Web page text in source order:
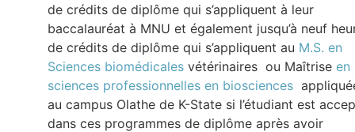
de crédits de diplôme qui s’appliquent à leur
baccalauréat à MNU et également jusqu’à neuf
de crédits de diplôme qui s’appliquent au M.S. en
Sciences biomédicales vétérinaires ou Maîtrise en
sciences professionnelles en biosciences
au campus Olathe de K-State si l’étudiant est
dans ces programmes de diplôme après avoir